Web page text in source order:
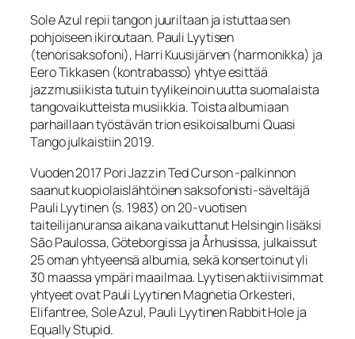
Sole Azul repii tangon juuriltaan ja istuttaa sen
pohjoiseen ikiroutaan. Pauli Lyytisen
(tenorisaksofoni), Harri Kuusijärven (harmonikka) ja
Eero Tikkasen (kontrabasso) yhtye esittää
jazzmusiikista tutuin tyylikeinoin uutta suomalaista
tangovaikutteista musiikkia. Toista albumiaan
parhaillaan työstävän trion esikoisalbumi Quasi
Tango julkaistiin 2019.
Vuoden 2017 Pori Jazzin Ted Curson -palkinnon
saanut kuopiolaislähtöinen saksofonisti-säveltäjä
Pauli Lyytinen (s. 1983) on 20-vuotisen
taiteilijanuransa aikana vaikuttanut Helsingin lisäksi
São Paulossa, Göteborgissa ja Århusissa, julkaissut
25 oman yhtyeensä albumia, sekä konsertoinut yli
30 maassa ympäri maailmaa. Lyytisen aktiivisimmat
yhtyeet ovat Pauli Lyytinen Magnetia Orkesteri,
Elifantree, Sole Azul, Pauli Lyytinen Rabbit Hole ja
Equally Stupid.